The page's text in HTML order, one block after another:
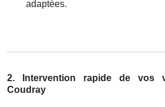
adaptées.
2. Intervention rapide de vos
Coudray